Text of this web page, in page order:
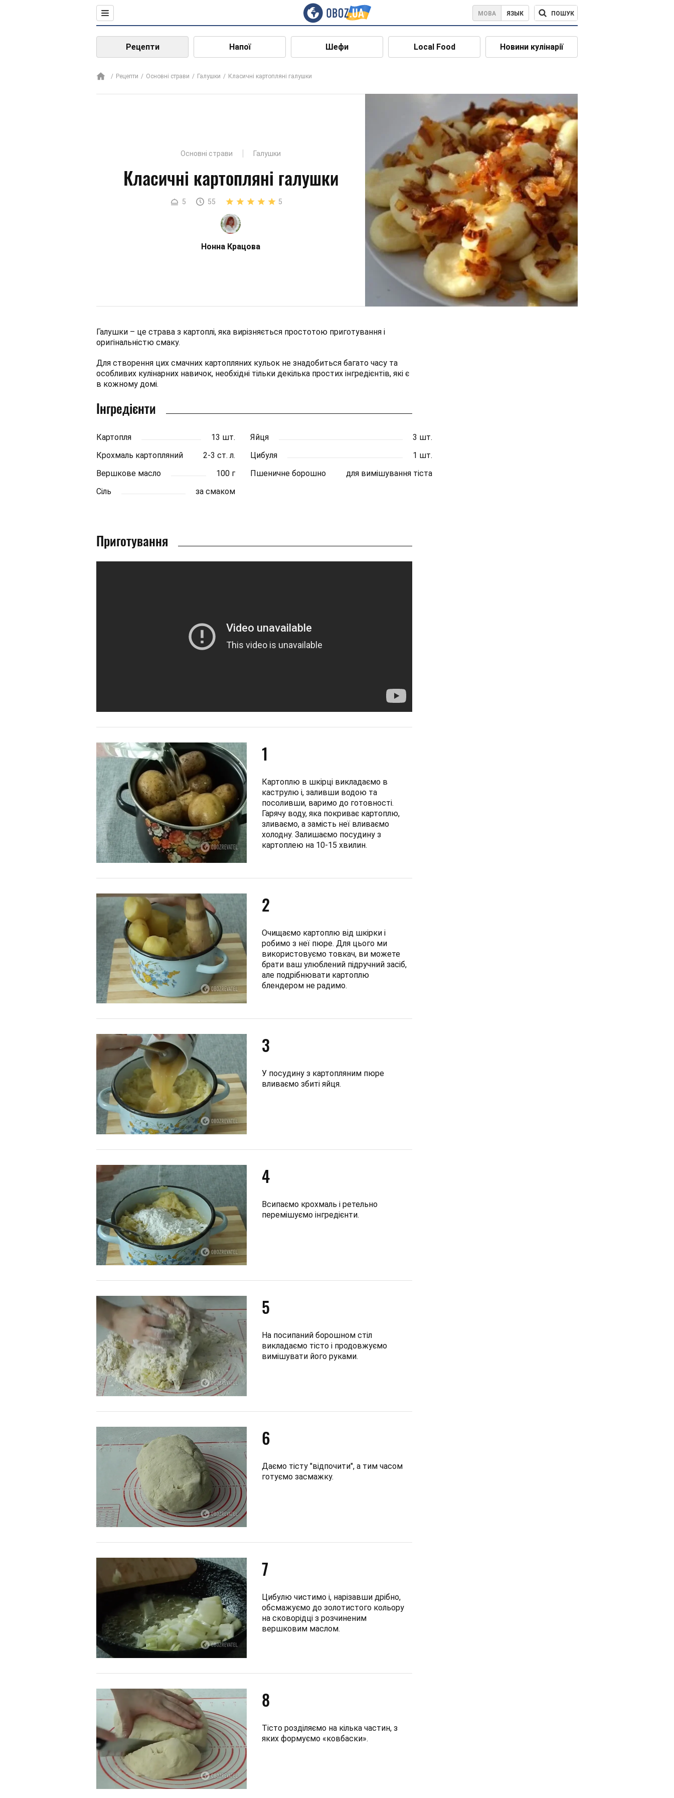
МОВА ЯЗЫК ПОШУК
Рецепти Напої Шефи Local Food Новини кулінарії
Рецепти Основні страви Галушки Класичні картопляні галушки
Основні страви Галушки
Класичні картопляні галушки
5 55 5
Нонна Крацова
Галушки – це страва з картоплі, яка вирізняється простотою приготування і
оригінальністю смаку.
Для створення цих смачних картопляних кульок не знадобиться багато часу та
особливих кулінарних навичок, необхідні тільки декілька простих інгредієнтів, які є
в кожному домі.
Інгредієнти
Картопля 13 шт. Яйця
3 шт.
Крохмаль картопляний
2-3 ст. л. Цибуля
1 шт.
Вершкове масло
100 г Пшеничне борошно
для вимішування тіста
Сіль
за смаком
Приготування
1
Картоплю в шкірці викладаємо в
каструлю і, заливши водою та
посоливши, варимо до готовності.
Гарячу воду, яка покриває картоплю,
зливаємо, а замість неї вливаємо
холодну. Залишаємо посудину з
картоплею на 10-15 хвилин.
2
Очищаємо картоплю від шкірки і
робимо з неї пюре. Для цього ми
використовуємо товкач, ви можете
брати ваш улюблений підручний засіб,
але подрібнювати картоплю
блендером не радимо.
3
У посудину з картопляним пюре
вливаємо збиті яйця.
4
Всипаємо крохмаль і ретельно
перемішуємо інгредієнти.
5
На посипаний борошном стіл
викладаємо тісто і продовжуємо
вимішувати його руками.
6
Даємо тісту "відпочити", а тим часом
готуємо засмажку.
7
Цибулю чистимо і, нарізавши дрібно,
обсмажуємо до золотистого кольору
на сковорідці з розчиненим
вершковим маслом.
8
Тісто розділяємо на кілька частин, з
яких формуємо «ковбаски».